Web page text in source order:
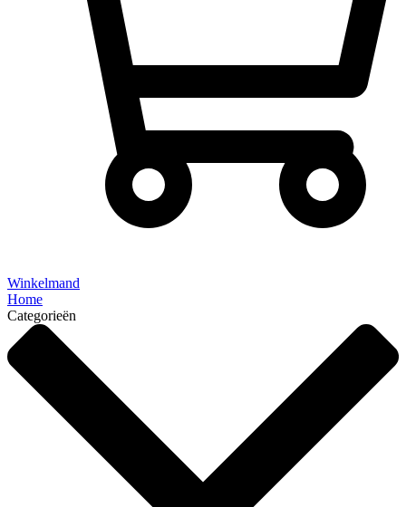
Winkelmand
Home
Categorieën